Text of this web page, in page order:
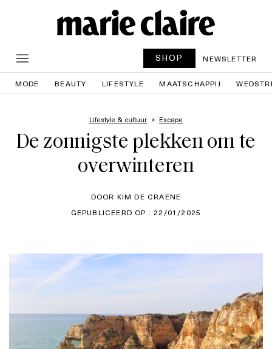
SHOP NEWSLETTER
MODE BEAUTY LIFESTYLE MAATSCHAPPIJ
Lifestyle & cultuur Escape
De zonnigste plekken om te
overwinteren
DOOR KIM DE CRAENE
GEPUBLICEERD OP : 22/01/2025